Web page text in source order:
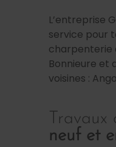
L’entreprise
service pour
charpenterie
Bonnieure et
voisines :
Travaux
neuf et